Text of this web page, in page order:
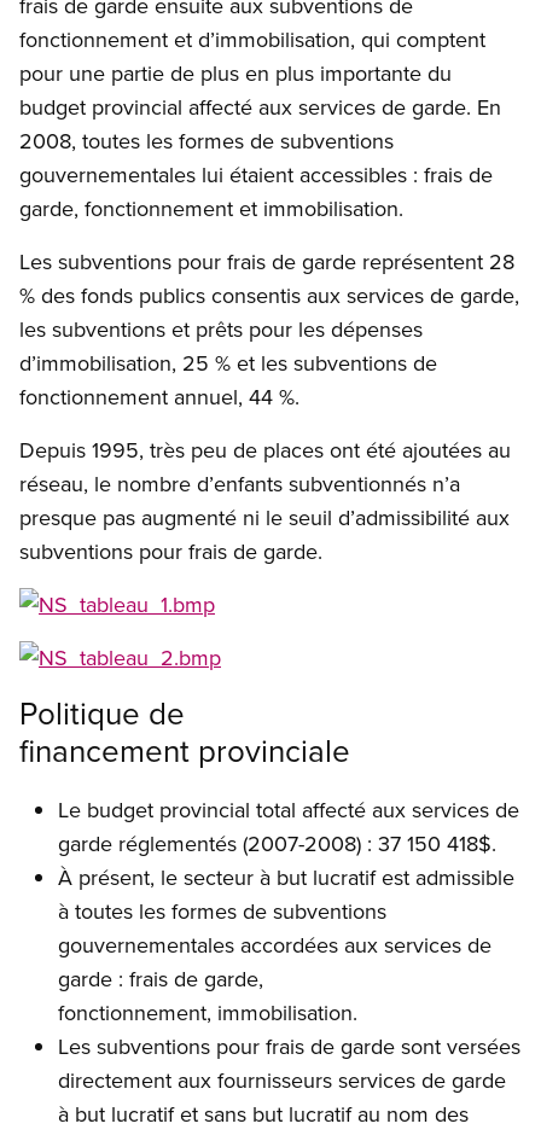
fonctionnement et d’immobilisation, qui comptent
pour une partie de plus en plus importante du
budget provincial affecté aux services de garde. En
2008, toutes les formes de subventions
gouvernementales lui étaient accessibles : frais de
garde, fonctionnement et immobilisation.
Les subventions pour frais de garde représentent 28
% des fonds publics consentis aux services de garde,
les subventions et prêts pour les dépenses
d’immobilisation, 25 % et les subventions de
fonctionnement annuel, 44 %.
Depuis 1995, très peu de places ont été ajoutées au
réseau, le nombre d’enfants subventionnés n’a
presque pas augmenté ni le seuil d’admissibilité aux
subventions pour frais de garde.
Open image in modal
Politique de
financement provinciale
Le budget provincial total affecté aux services de
garde réglementés (2007-2008) : 37 150 418$.
À présent, le secteur à but lucratif est admissible
à toutes les formes de subventions
gouvernementales accordées aux services de
garde : frais de garde,
fonctionnement, immobilisation.
Les subventions pour frais de garde sont versées
directement aux fournisseurs services de garde
à but lucratif et sans but lucratif au nom des